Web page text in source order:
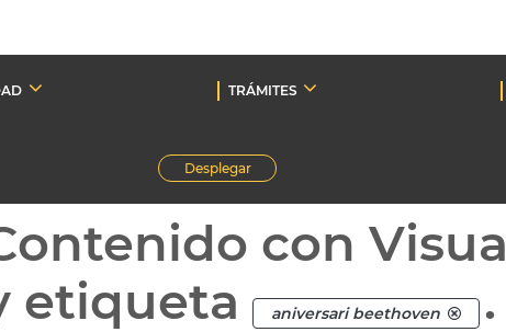
TRÁMITES
Desplegar
con
etiqueta aniversari beethoven .